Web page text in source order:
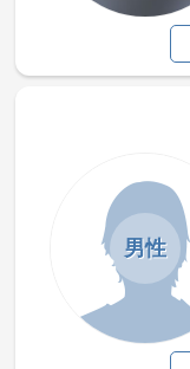
男性